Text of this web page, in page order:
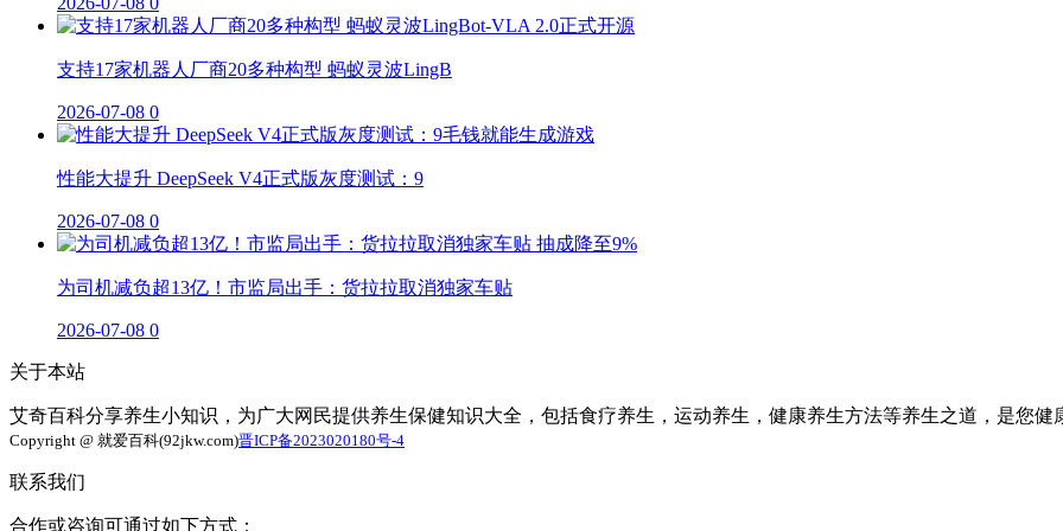
支持17家机器人厂商20多种构型 蚂蚁灵波LingB
2026-07-08 0
性能大提升 DeepSeek V4正式版灰度测试：9
2026-07-08 0
为司机减负超13亿！市监局出手：货拉拉取消独家车贴
2026-07-08 0
关于本站
艾奇百科分享养生小知识，为广大网民提供养生保健知识大全，包括食疗养生，运动养生，健康养生方法等养生之道，是您健
Copyright @ 就爱百科(92jkw.com)晋ICP备2023020180号-4
联系我们
合作或咨询可通过如下方式：